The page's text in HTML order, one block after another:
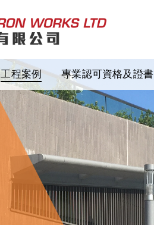
工程案例 專業認可資格及證書